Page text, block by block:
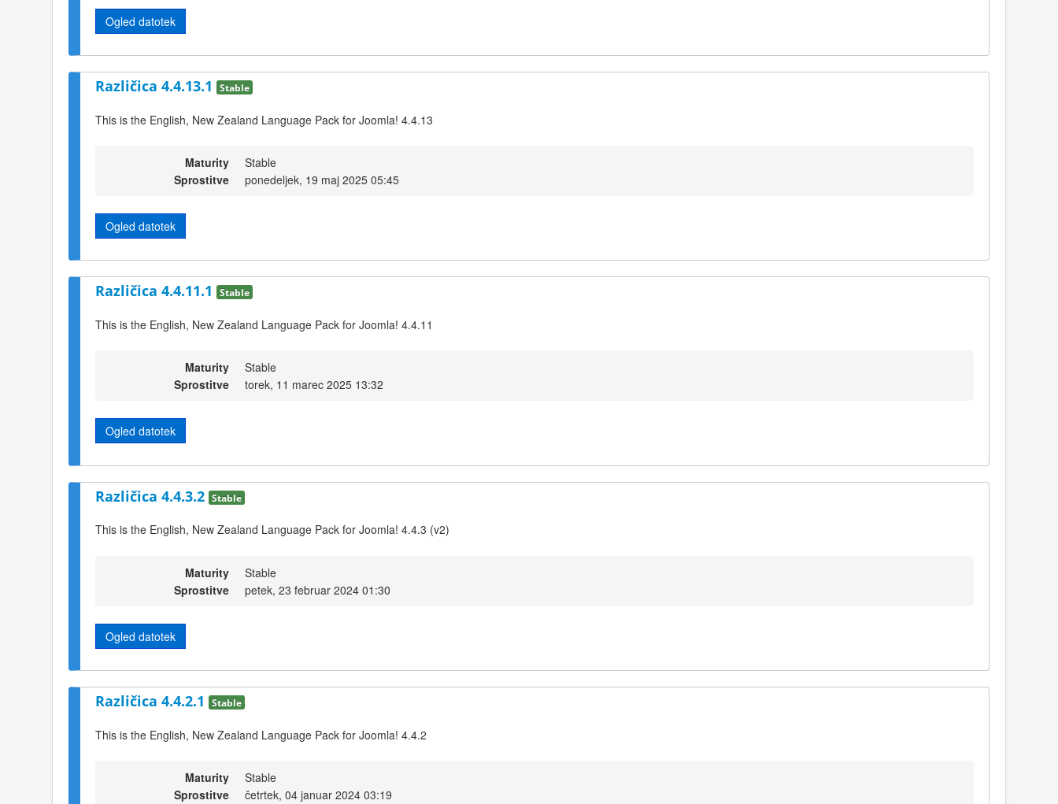
Ogled datotek
Različica 4.4.13.1 Stable
This is the English, New Zealand Language Pack for Joomla! 4.4.13
Maturity
Stable
Sprostitve
ponedeljek, 19 maj 2025 05:45
Ogled datotek
Različica 4.4.11.1 Stable
This is the English, New Zealand Language Pack for Joomla! 4.4.11
Maturity
Stable
Sprostitve
torek, 11 marec 2025 13:32
Ogled datotek
Različica 4.4.3.2 Stable
This is the English, New Zealand Language Pack for Joomla! 4.4.3 (v2)
Maturity
Stable
Sprostitve
petek, 23 februar 2024 01:30
Ogled datotek
Različica 4.4.2.1 Stable
This is the English, New Zealand Language Pack for Joomla! 4.4.2
Maturity
Stable
Sprostitve
četrtek, 04 januar 2024 03:19